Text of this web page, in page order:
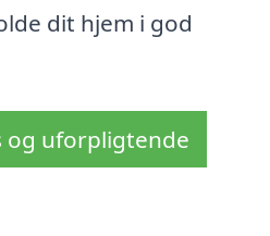
dit hjem i god
og uforpligtende